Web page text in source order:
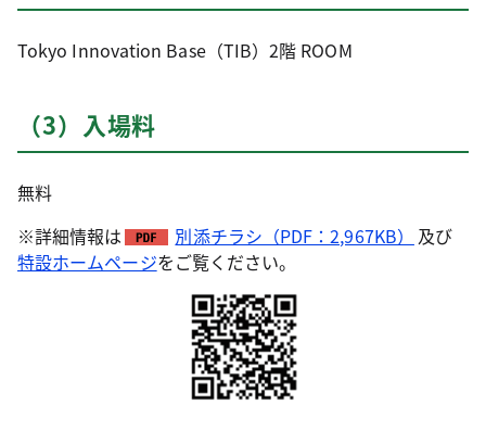
Tokyo Innovation Base（TIB）2階 ROOM
（3）入場料
無料
※詳細情報は
別添チラシ（PDF：2,967KB）
及び
特設ホームページをご覧ください。